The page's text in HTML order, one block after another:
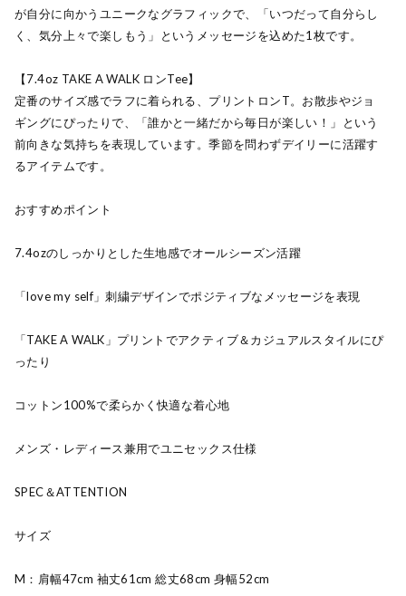
が自分に向かうユニークなグラフィックで、「いつだって自分らし
く、気分上々で楽しもう」というメッセージを込めた1枚です。
【7.4oz TAKE A WALK ロンTee】
定番のサイズ感でラフに着られる、プリントロンT。お散歩やジョ
ギングにぴったりで、「誰かと一緒だから毎日が楽しい！」という
前向きな気持ちを表現しています。季節を問わずデイリーに活躍す
るアイテムです。
おすすめポイント
7.4ozのしっかりとした生地感でオールシーズン活躍
「love my self」刺繍デザインでポジティブなメッセージを表現
「TAKE A WALK」プリントでアクティブ＆カジュアルスタイルにぴ
ったり
コットン100%で柔らかく快適な着心地
メンズ・レディース兼用でユニセックス仕様
SPEC＆ATTENTION
サイズ
M：肩幅47cm 袖丈61cm 総丈68cm 身幅52cm